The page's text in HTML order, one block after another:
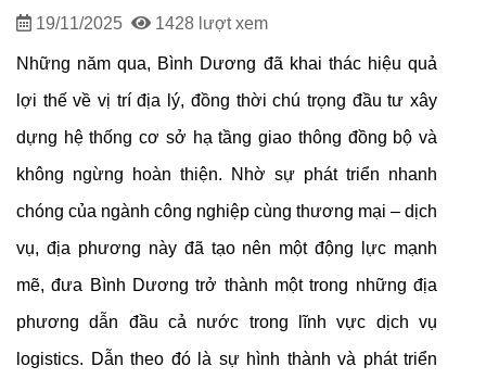
19/11/2025 1428 lượt xem
Những năm qua, Bình Dương đã khai thác hiệu quả
lợi thế về vị trí địa lý, đồng thời chú trọng đầu tư xây
dựng hệ thống cơ sở hạ tầng giao thông đồng bộ và
không ngừng hoàn thiện. Nhờ sự phát triển nhanh
chóng của ngành công nghiệp cùng thương mại – dịch
vụ, địa phương này đã tạo nên một động lực mạnh
mẽ, đưa Bình Dương trở thành một trong những địa
phương dẫn đầu cả nước trong lĩnh vực dịch vụ
logistics. Dẫn theo đó là sự hình thành và phát triển